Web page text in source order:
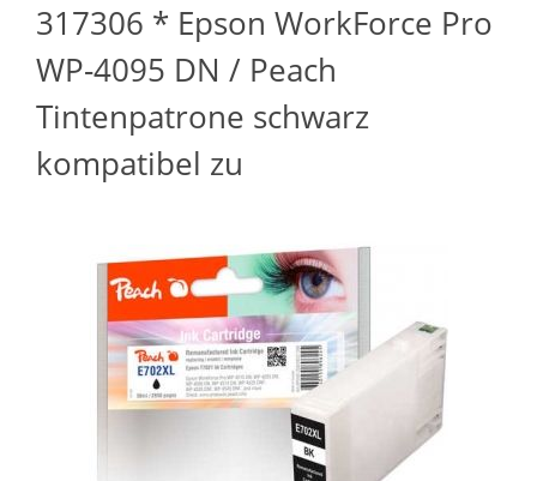
317306 * Epson WorkForce Pro
WP-4095 DN / Peach
Tintenpatrone schwarz
kompatibel zu